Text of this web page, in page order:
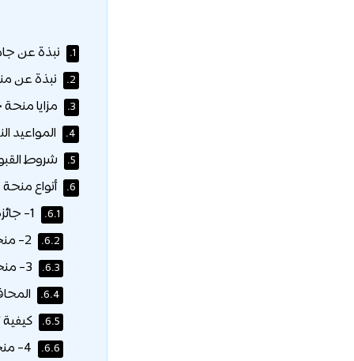
1. نبذة عن
2. نبذة عن
3. مزايا
4. المواعيد
5. شروط
6. أنواع
6.1.
6.2.
6.3.
6.4.
6.5.
6.6.